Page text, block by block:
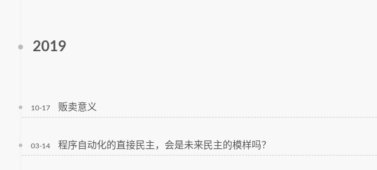
2019
10-17 贩卖意义
03-14 程序自动化的直接民主，会是未来民主的模样吗？